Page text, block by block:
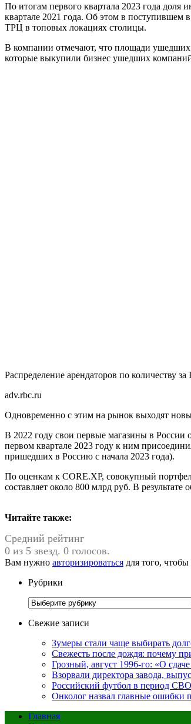
По итогам первого квартала 2023 года доля
квартале 2021 года. Об этом в
ТРЦ в топовых локациях столицы.
В компании отмечают, что площади ушедших
которые выкупили бизнес ушедших
Распределение арендаторов по количеству
adv.rbc.ru
Одновременно с этим на рынок выходят
В 2022 году свои первые магазины в
первом квартале 2023 году к ним
пришедших в Россию с начала 2023 года).
По оценкам к CORE.XP, совокупный
составляет около 800 млрд руб. В
Читайте также:
Средний рейтинг
0 из 5 звезд. 0 голосов.
Вам нужно авторизироваться для того, чтобы
Рубрики
Рубрики
Свежие записи
Зумеры стали чаще выбирать
Свежесть после дождя: почему
Грозный, август 1996-го: «О
Взорвали директора завода,
Российский футбол в период
Онколог назвал главные ошибки
Главная